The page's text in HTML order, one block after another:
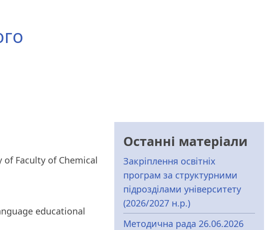
of Faculty of Chemical
educational
Останні матеріали
Закріплення освітніх
програм за структурними
підрозділами університету
(2026/2027 н.р.)
Методична рада 26.06.2026